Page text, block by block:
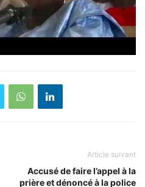
Article suivant
Accusé de faire l’appel à la
prière et dénoncé à la police